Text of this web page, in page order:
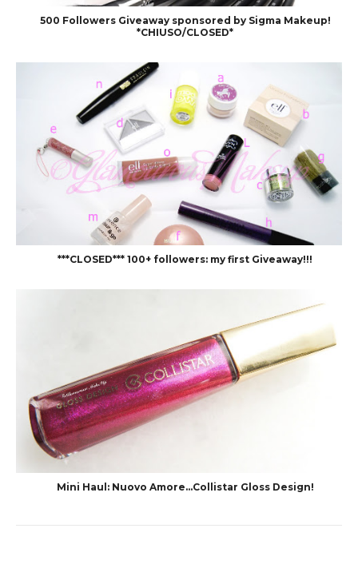
500 Followers Giveaway sponsored by Sigma Makeup!
*CHIUSO/CLOSED*
***CLOSED*** 100+ followers: my first Giveaway!!!
Mini Haul: Nuovo Amore...Collistar Gloss Design!